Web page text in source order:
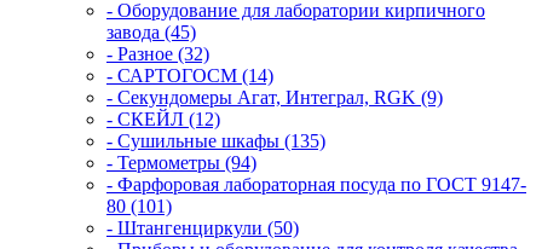
- Оборудование для лаборатории кирпичного
завода (45)
- Разное (32)
- САРТОГОСМ (14)
- Секундомеры Агат, Интеграл, RGK (9)
- СКЕЙЛ (12)
- Сушильные шкафы (135)
- Термометры (94)
- Фарфоровая лабораторная посуда по ГОСТ 9147-
80 (101)
- Штангенциркули (50)